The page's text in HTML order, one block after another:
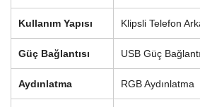
Kullanım Yapısı Klipsli Telefon
Güç Bağlantısı USB Güç
Aydınlatma RGB Aydınlatma